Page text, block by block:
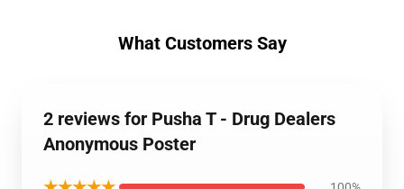
What Customers Say
2 reviews for Pusha T - Drug Dealers
Anonymous Poster